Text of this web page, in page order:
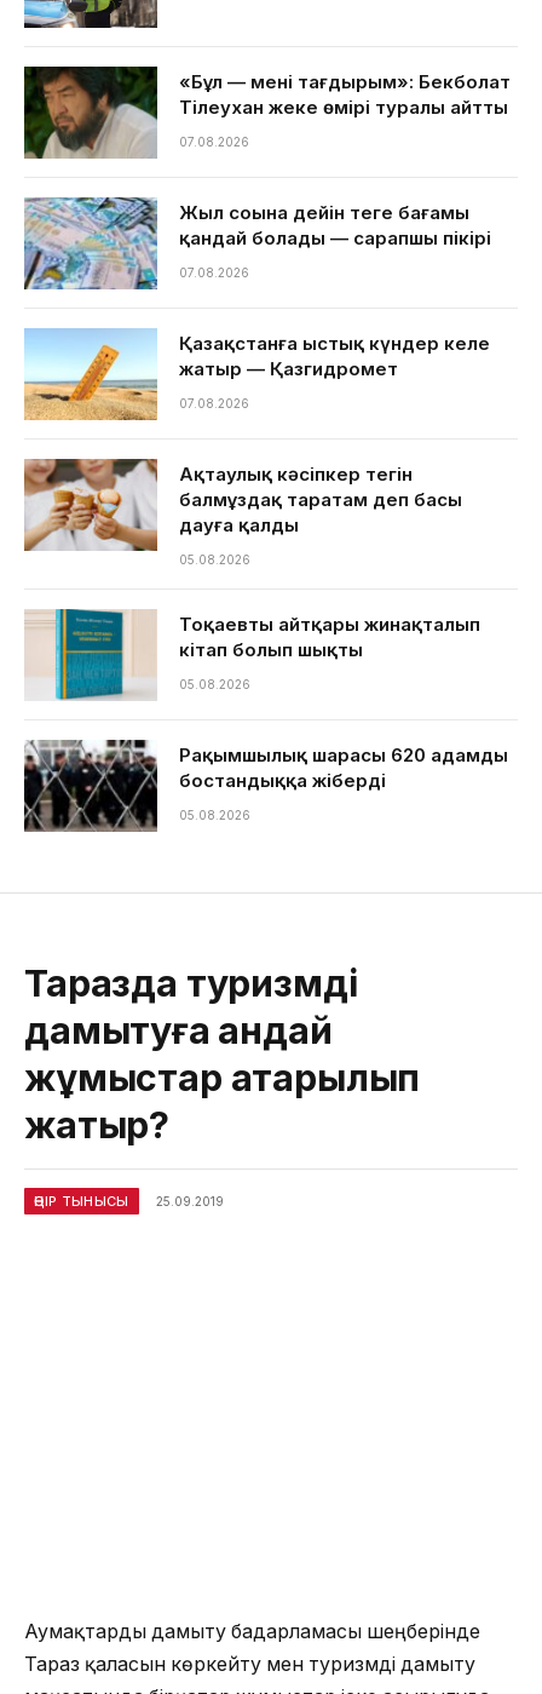
«Бұл — менің тағдырым»: Бекболат
Тілеухан жеке өмірі туралы айтты
07.08.2026
Жыл соңына дейін теңге бағамы
қандай болады — сарапшы пікірі
07.08.2026
Қазақстанға ыстық күндер келе
жатыр — Қазгидромет
07.08.2026
Ақтаулық кәсіпкер тегін
балмұздақ таратам деп басы
дауға қалды
05.08.2026
Тоқаевтың айтқары жинақталып
кітап болып шықты
05.08.2026
Рақымшылық шарасы 620 адамды
бостандыққа жіберді
05.08.2026
Таразда туризмді
дамытуға қандай
жұмыстар атқарылып
жатыр?
ӨҢІР ТЫНЫСЫ 25.09.2019
Аумақтарды дамыту бағдарламасы шеңберінде
Тараз қаласын көркейту мен туризмді дамыту